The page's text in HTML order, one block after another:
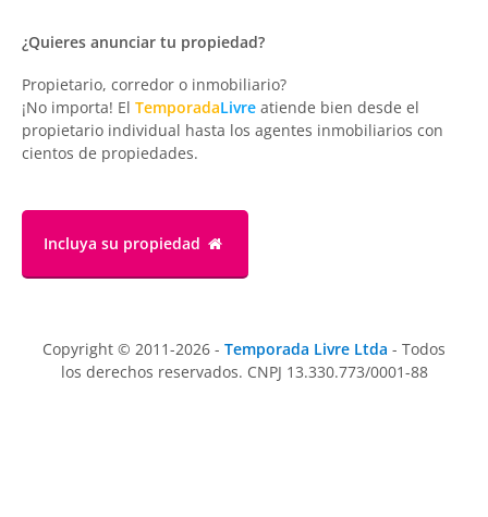
¿Quieres anunciar tu propiedad?
Propietario, corredor o inmobiliario?
¡No importa! El TemporadaLivre atiende bien desde el
propietario individual hasta los agentes inmobiliarios con
cientos de propiedades.
Incluya su propiedad
Copyright © 2011-2026 - Temporada Livre Ltda - Todos
los derechos reservados. CNPJ 13.330.773/0001-88